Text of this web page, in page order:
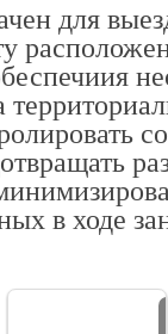
для
в ходе